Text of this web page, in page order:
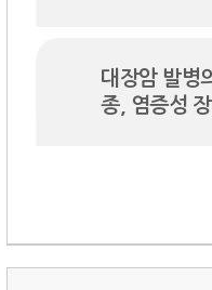
대장암 발병
종, 염증성